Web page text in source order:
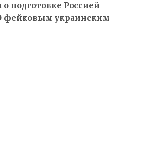
подготовке Россией
фейковым украинским